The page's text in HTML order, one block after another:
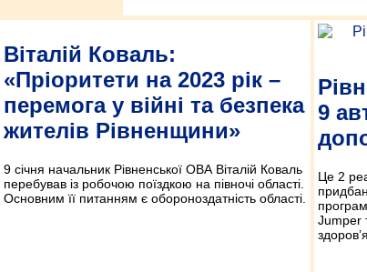
Віталій Коваль:
«Пріоритети на 2023 рік –
перемога у війні та безпека
жителів Рівненщини»
9 січня начальник Рівненської ОВА Віталій Коваль
перебував із робочою поїздкою на півночі області.
Основним її питанням є обороноздатність області.
9
Це 2
Jumper